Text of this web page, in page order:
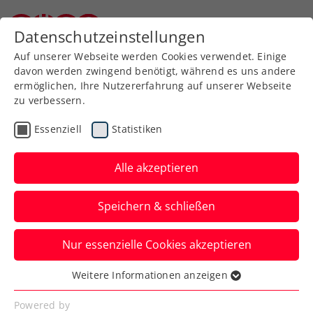
Zurück zur Newsübersicht
Turniere
ITF-Jugend: Badener
Doppelpack mit rot-
weiß-roten Teilerfolgen
Beim zweiten der beiden ITF-U18-Turniere
südlich von Wien läuft es für die
ÖsterreicherInnen bisher recht gut.
Verfasst von: Manuel Wachta, 04.10.2022
Datenschutzeinstellungen
Auf unserer Webseite werden Cookies verwendet. Einige
davon werden zwingend benötigt, während es uns andere
ermöglichen, Ihre Nutzererfahrung auf unserer Webseite
zu verbessern.
Essenziell Statistiken
Alle akzeptieren
Speichern & schließen
Nur essenzielle Cookies akzeptieren
Essenziell
Essenzielle Cookies werden für grundlegende
Weitere Informationen anzeigen
Powered by